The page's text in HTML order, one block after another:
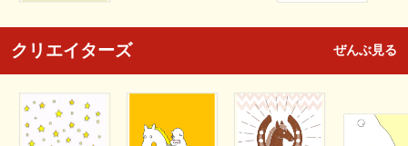
クリエイターズ ぜんぶ見る